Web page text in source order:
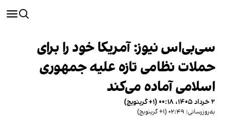
سی‌بی‌اس نیوز: آمریکا خود را برای
حملات نظامی تازه علیه جمهوری
اسلامی آماده می‌کند
۲ خرداد ۱۴۰۵، ۰۰:۱۸ (‎+۱ گرینویچ)
به‌روزرسانی: ۰۲:۴۹ (‎+۱ گرینویچ)